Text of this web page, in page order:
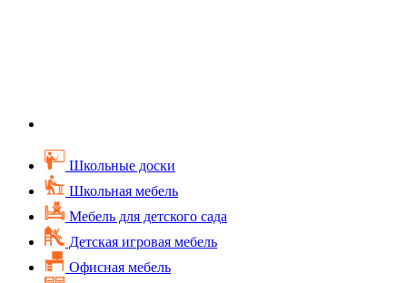
Школьные доски
Школьная мебель
Мебель для детского сада
Детская игровая мебель
Офисная мебель